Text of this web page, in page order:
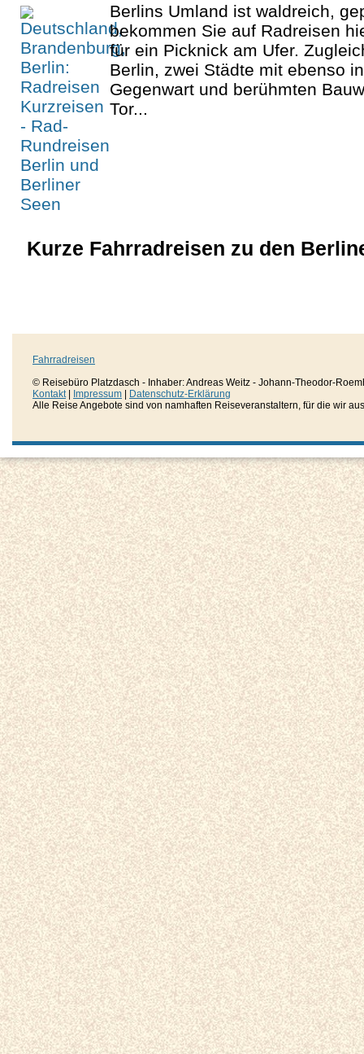
Berlins Umland ist waldreich,
bekommen Sie auf Radreisen
für ein Picknick am Ufer.
Berlin, zwei Städte mit ebenso
Gegenwart und berühmten
Tor...
Kurze Fahrradreisen zu den
Fahrradreisen
© Reisebüro Platzdasch - Inhaber: Andreas Weitz - Johann-Theodor-
Kontakt| Impressum
Datenschutz-Erklärung
Alle Reise Angebote sind von namhaften Reiseveranstaltern, für die wir